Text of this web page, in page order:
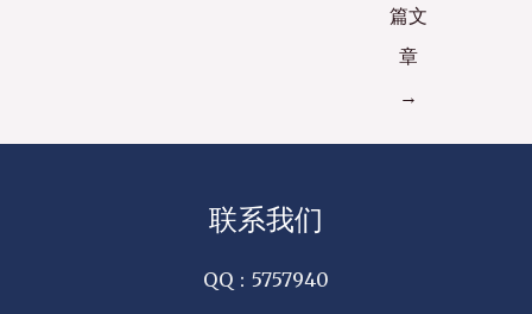
篇文
章
→
联系我们
QQ：5757940